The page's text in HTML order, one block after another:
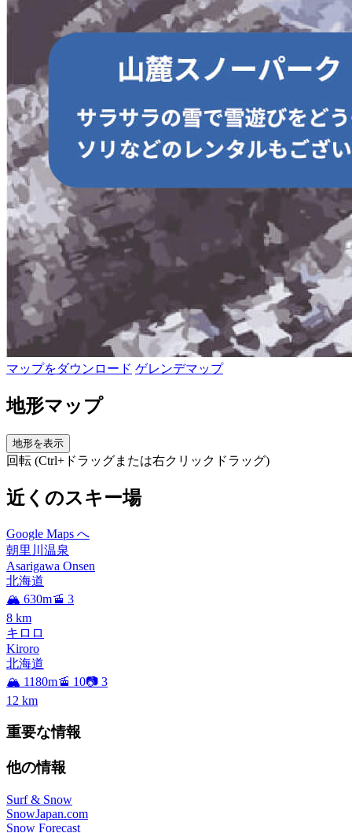
マップをダウンロード ゲレンデマップ
地形マップ
地形を表示
回転 (Ctrl+ドラッグまたは右クリックドラッグ)
近くのスキー場
Google Maps へ
朝里川温泉
Asarigawa Onsen
北海道
🏔️ 630m🚡 3
8 km
キロロ
Kiroro
北海道
🏔️ 1180m🚡 10📷 3
12 km
重要な情報
他の情報
Surf & Snow
SnowJapan.com
Snow Forecast